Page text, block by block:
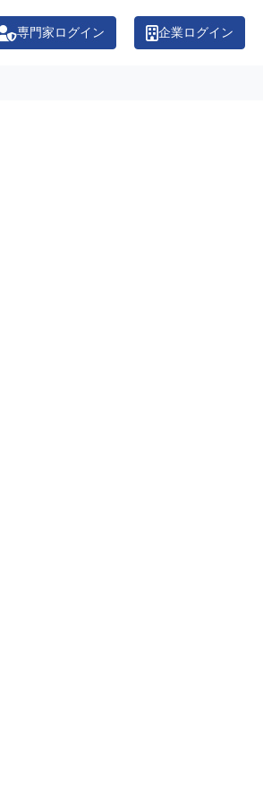
専門家ログイン 企業ログイン